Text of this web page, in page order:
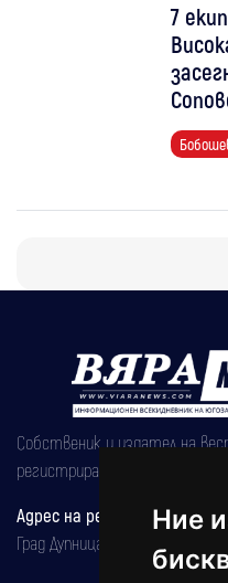
Ние
7
Собственик и издател на
регистрирана на 08.05.2002
Адрес на редакцията
Град Дупница, ул.''Христо Ботев"